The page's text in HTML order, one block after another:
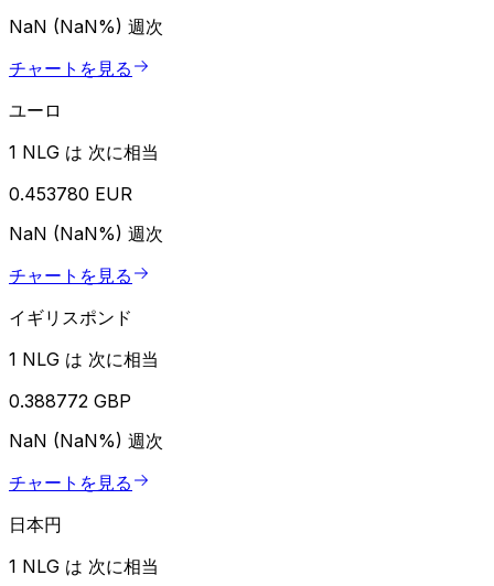
NaN (NaN%) 週次
チャートを見る
ユーロ
1 NLG は 次に相当
0.453780 EUR
NaN (NaN%) 週次
チャートを見る
イギリスポンド
1 NLG は 次に相当
0.388772 GBP
NaN (NaN%) 週次
チャートを見る
日本円
1 NLG は 次に相当